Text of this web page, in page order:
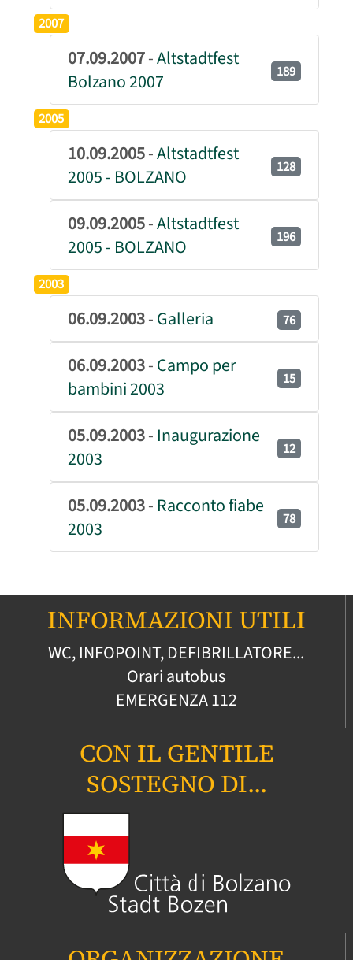
2007
07.09.2007-Altstadtfest
Bolzano 2007
189
2005
10.09.2005-Altstadtfest
2005 - BOLZANO
128
09.09.2005-Altstadtfest
2005 - BOLZANO
196
2003
06.09.2003-Galleria 76
06.09.2003-Campo per
bambini 2003
15
05.09.2003- Inaugurazione
2003
12
05.09.2003- Racconto fiabe
2003
78
INFORMAZIONI UTILI
WC, INFOPOINT, DEFIBRILLATORE...
Orari autobus
EMERGENZA112
CON IL GENTILE
SOSTEGNO DI...